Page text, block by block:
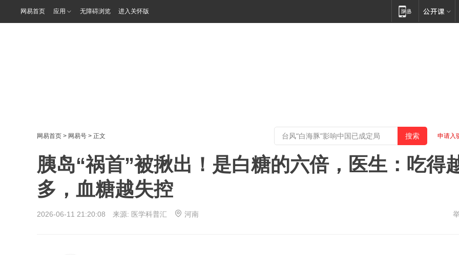
网易首页 应用 无障碍浏览 进入关怀版
网易首页 > 网易号 > 正文 申请入
胰岛“祸首”被揪出！是白糖的六倍，医生：吃得
多，血糖越失控
2026-06-11 21:20:08 来源: 医学科普汇 河南